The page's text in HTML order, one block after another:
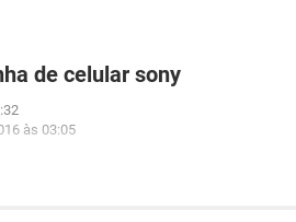
de celular sony
às 03:05